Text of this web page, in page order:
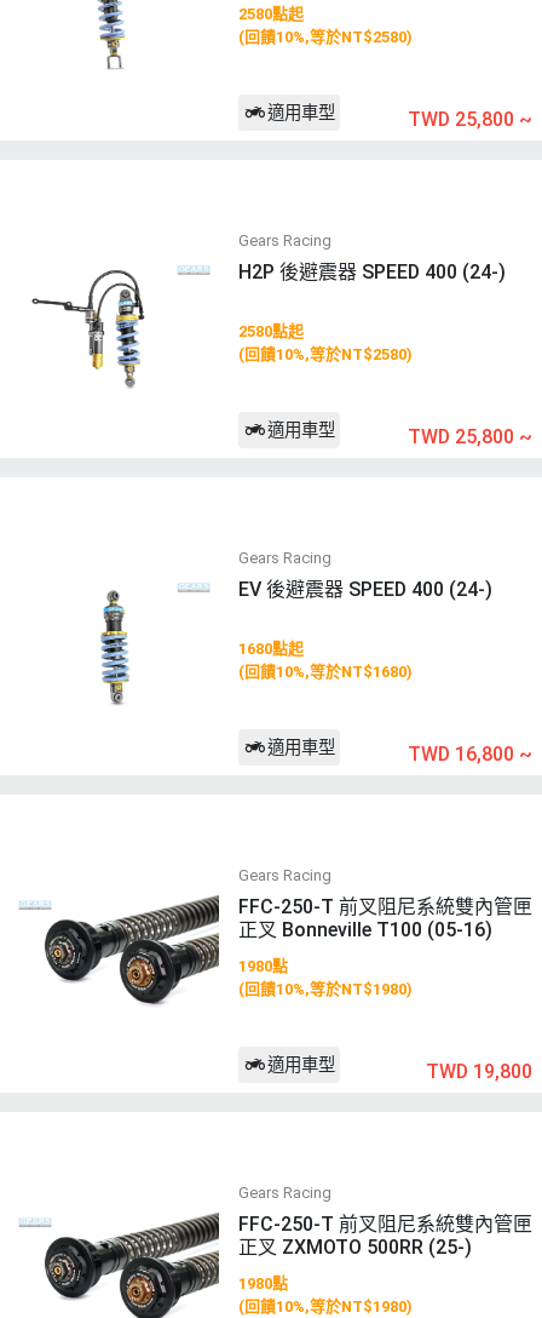
2580點起
(回饋10%,等於NT$2580)
適用車型 TWD 25,800 ~
Gears Racing
H2P 後避震器 SPEED 400 (24-)
2580點起
(回饋10%,等於NT$2580)
適用車型 TWD 25,800 ~
Gears Racing
EV 後避震器 SPEED 400 (24-)
1680點起
(回饋10%,等於NT$1680)
適用車型 TWD 16,800 ~
Gears Racing
FFC-250-T 前叉阻尼系統雙內管匣
正叉 Bonneville T100 (05-16)
1980點
(回饋10%,等於NT$1980)
適用車型 TWD 19,800
Gears Racing
FFC-250-T 前叉阻尼系統雙內管匣
正叉 ZXMOTO 500RR (25-)
1980點
(回饋10%,等於NT$1980)